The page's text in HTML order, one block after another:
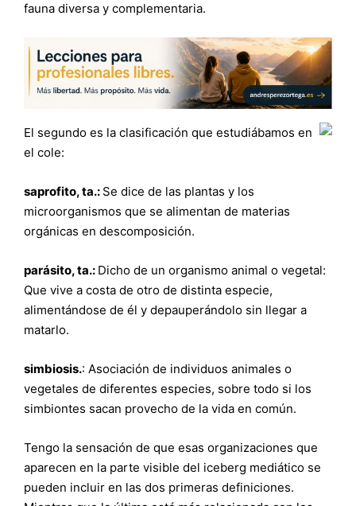
fauna diversa y complementaria.
El segundo es la clasificación que estudiábamos en
el cole:
saprofito, ta.: Se dice de las plantas y los
microorganismos que se alimentan de materias
orgánicas en descomposición.
parásito, ta.: Dicho de un organismo animal o vegetal:
Que vive a costa de otro de distinta especie,
alimentándose de él y depauperándolo sin llegar a
matarlo.
simbiosis.: Asociación de individuos animales o
vegetales de diferentes especies, sobre todo si los
simbiontes sacan provecho de la vida en común.
Tengo la sensación de que esas organizaciones que
aparecen en la parte visible del iceberg mediático se
pueden incluir en las dos primeras definiciones.